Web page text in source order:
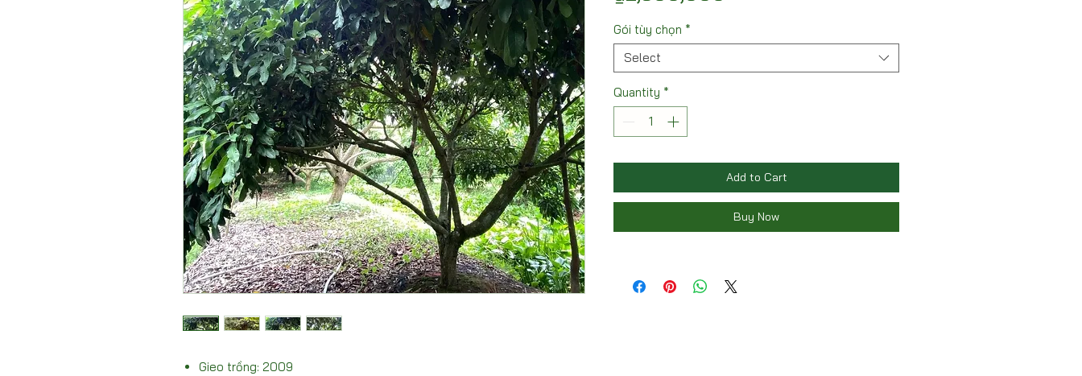
Gieo trồng: 2009
Gói tùy chọn *
Select
Quantity *
Add to Cart
Buy Now